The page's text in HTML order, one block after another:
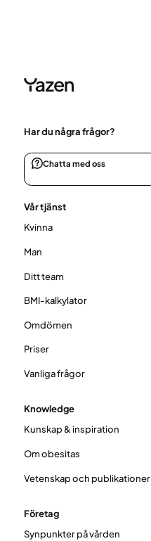
Har du några frågor?
Chatta med oss
Vår tjänst
Kvinna
Man
Ditt team
BMI-kalkylator
Omdömen
Priser
Vanliga frågor
Knowledge
Kunskap & inspiration
Om obesitas
Vetenskap och publikationer
Företag
Synpunkter på vården